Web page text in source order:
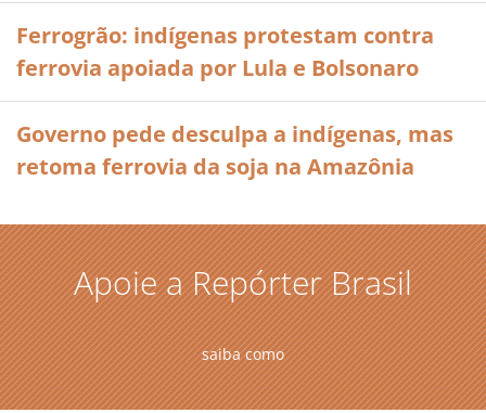
Ferrogrão: indígenas protestam contra
ferrovia apoiada por Lula e Bolsonaro
Governo pede desculpa a indígenas, mas
retoma ferrovia da soja na Amazônia
Apoie a Repórter Brasil
saiba como